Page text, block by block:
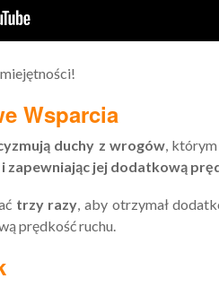
Wsparcia
duchy z wrogów, którym
i zapewniając jej dodatkową
trzy razy , aby otrzymał
prędkość ruchu.